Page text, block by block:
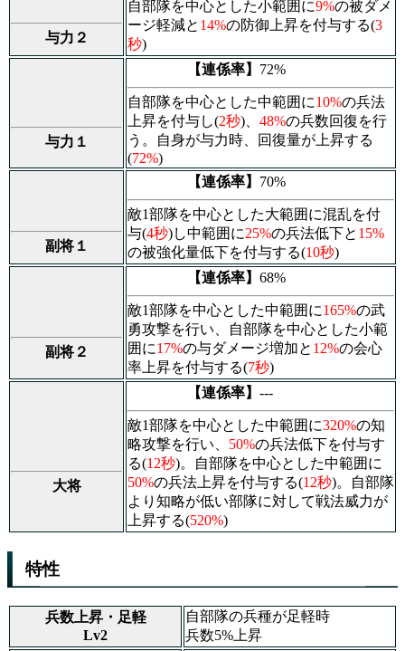
与力２
自部隊を中心とした小範囲に9%の被ダメ
ージ軽減と 14%の防御上昇を付与する(3
秒)
与力１
【連係率】 72%
自部隊を中心とした中範囲に10%の兵法
上昇を付与し(2秒)、 48%の兵数回復を行
う。自身が与力時、回復量が上昇する
(72%)
副将１
【連係率】 70%
敵1部隊を中心とした大範囲に混乱を付
与(4秒)し中範囲に25%の兵法低下と 15%
の被強化量低下を付与する(10秒)
副将２
【連係率】 68%
敵1部隊を中心とした中範囲に165%の武
勇攻撃を行い、自部隊を中心とした小範
囲に17%の与ダメージ増加と 12%の会心
率上昇を付与する(7秒)
大将
【連係率】 ---
敵1部隊を中心とした中範囲に320%の知
略攻撃を行い、 50%の兵法低下を付与す
る(12秒)。自部隊を中心とした中範囲に
50%の兵法上昇を付与する(12秒)。自部隊
より知略が低い部隊に対して戦法威力が
上昇する(520%)
特性
兵数上昇・足軽
Lv2
自部隊の兵種が足軽時
兵数5%上昇